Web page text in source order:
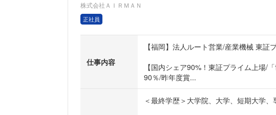
株式会社ＡＩＲＭＡＮ
正社員
仕事内容
【福岡】法人ルート営業/産業機械 東
【国内シェア90%！東証プライム上場/
90％/昨年度賞...
＜最終学歴＞大学院、大学、短期大学